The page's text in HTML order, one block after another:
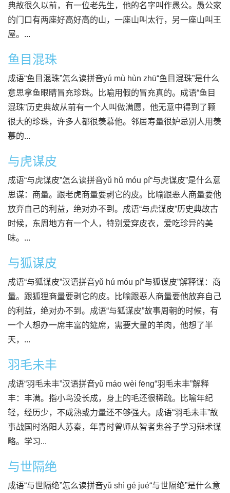
典故很久以前，有一位老先生，他的名字叫作愚公。愚公家
的门口有两座好高好高的山，一座山叫太行，另一座山叫王
屋。...
鱼目混珠
成语“鱼目混珠”怎么读拼音yú mù hùn zhū“鱼目混珠”是什么
意思拿鱼眼睛冒充珍珠。比喻用假的冒充真的。成语“鱼目
混珠”历史典故从前有一个人叫做满愿，他无意中得到了颗
很大的珍珠，许多人都很羡慕他。邻居寿量很妒忌别人用羡
慕的...
与虎谋皮
成语“与虎谋皮”怎么读拼音yǔ hǔ móu pí“与虎谋皮”是什么意
思谋：商量。跟老虎商量要剥它的皮。比喻跟恶人商量要他
放弃自己的利益，绝对办不到。成语“与虎谋皮”历史典故古
时候，东周地方有一个人，特别爱穿皮衣，爱吃珍异的美
味。...
与狐谋皮
成语“与狐谋皮”汉语拼音yǔ hú móu pí“与狐谋皮”解释谋：商
量。跟狐狸商量要剥它的皮。比喻跟恶人商量要他放弃自己
的利益，绝对办不到。成语“与狐谋皮”故事周朝的时候，有
一个人想办一席丰富的筵席，需要大量的羊肉，他想了半
天，...
羽毛未丰
成语“羽毛未丰”汉语拼音yǔ máo wèi fēng“羽毛未丰”解释
丰：丰满。指小鸟没长成，身上的毛还很稀疏。比喻年纪
轻，经历少，不成熟或力量还不够强大。成语“羽毛未丰”故
事战国时洛阳人苏秦，年青时曾师从智者鬼谷子学习辩术谋
略。学习...
与世隔绝
成语“与世隔绝”怎么读拼音yǔ shì gé jué“与世隔绝”是什么意